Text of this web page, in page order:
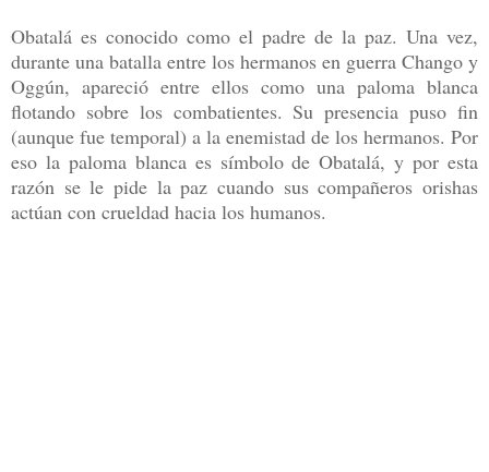
Obatalá es conocido como el padre de la paz. Una vez,
durante una batalla entre los hermanos en guerra Chango y
Oggún, apareció entre ellos como una paloma blanca
flotando sobre los combatientes. Su presencia puso fin
(aunque fue temporal) a la enemistad de los hermanos. Por
eso la paloma blanca es símbolo de Obatalá, y por esta
razón se le pide la paz cuando sus compañeros orishas
actúan con crueldad hacia los humanos.